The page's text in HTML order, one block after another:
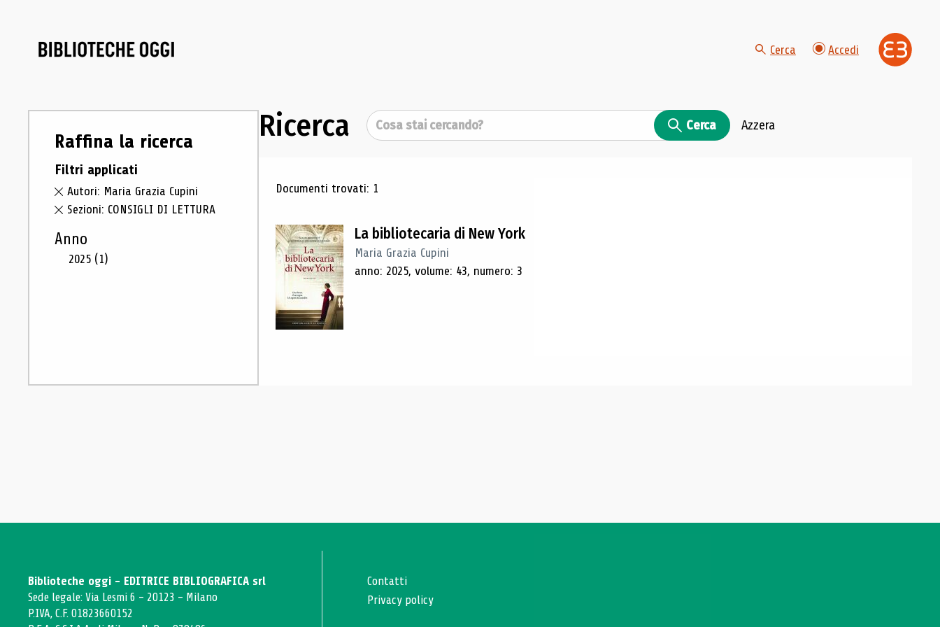
Cerca Accedi
Raffina la ricerca
Filtri applicati
Autori: Maria Grazia Cupini
Sezioni: CONSIGLI DI LETTURA
Anno
2025 (1)
Ricerca Cerca Cerca Azzera
Risultati di ricerca
Documenti trovati: 1
La bibliotecaria di New York
Maria Grazia Cupini
anno: 2025, volume: 43, numero: 3
Biblioteche oggi - EDITRICE BIBLIOGRAFICA srl
Sede legale: Via Lesmi 6 - 20123 - Milano
P.IVA, C.F. 01823660152
Contatti
Privacy policy